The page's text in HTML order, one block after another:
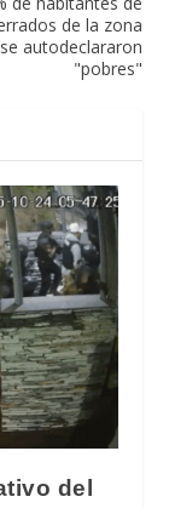
de la zona
autodeclararon
"pobres"
del